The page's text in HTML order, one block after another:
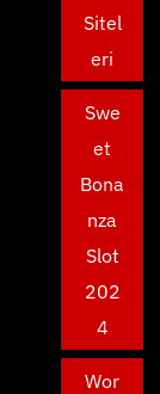
Sitel
eri
Swe
et
Bona
nza
Slot
202
4
Wor